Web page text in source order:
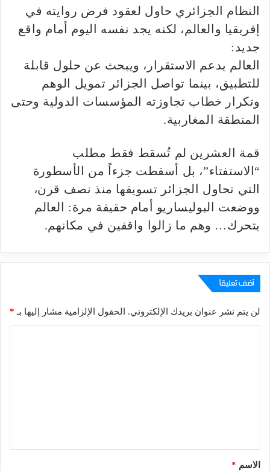
النظام الجزائري حاول لعقود فرض روايته في
إفريقيا والعالم، لكنه يجد نفسه اليوم أمام واقع
جديد:
العالم يدعم الاستقرار، ويبحث عن حلول قابلة
للتطبيق، بينما تواصل الجزائر تمويل الوهم
وتكرار خطاب تجاوزته المؤسسات الدولية وحتى
المنطقة المغاربية.
قمة العشرين لم تُسقط فقط مطلب
“الاستفتاء”، بل أسقطت جزءاً من الأسطورة
التي تحاول الجزائر تسويقها منذ نصف قرن،
ووضعت البوليساريو أمام حقيقة مرة: العالم
يتحرك… وهم ما زالوا واقفين في مكانهم.
أضف تعليقاً
لن يتم نشر عنوان بريدك الإلكتروني. الحقول الإلزامية مشار إليها بـ *
*الاسم *